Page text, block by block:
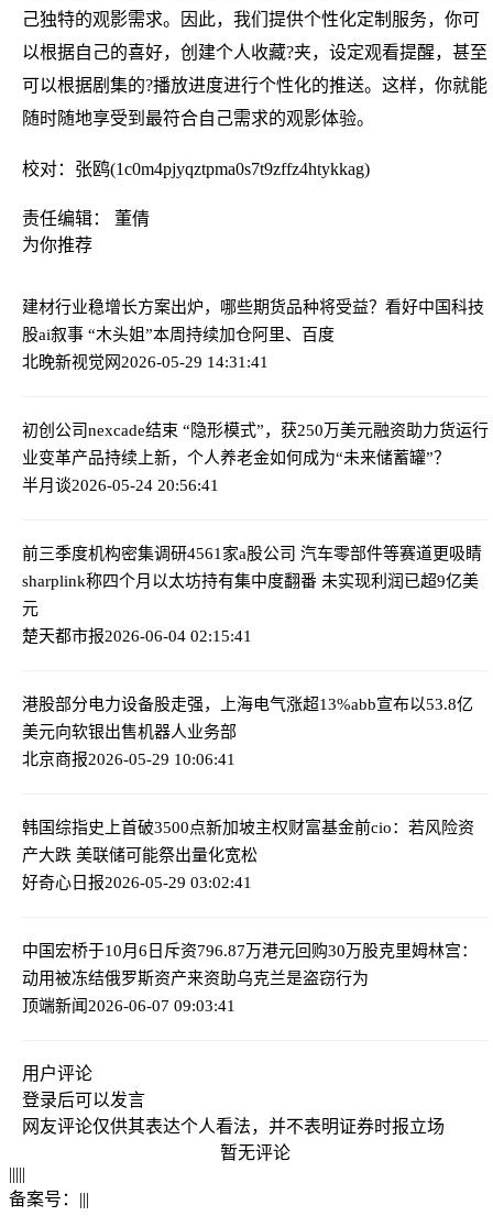
己独特的观影需求。因此，我们提供个性化定制服务，你可
以根据自己的喜好，创建个人收藏?夹，设定观看提醒，甚至
可以根据剧集的?播放进度进行个性化的推送。这样，你就能
随时随地享受到最符合自己需求的观影体验。
校对：张鸥(1c0m4pjyqztpma0s7t9zffz4htykkag)
责任编辑： 董倩
为你推荐
建材行业稳增长方案出炉，哪些期货品种将受益？ 看好中国科技
股ai叙事 “木头姐”本周持续加仓阿里、百度
北晚新视觉网2026-05-29 14:31:41
初创公司nexcade结束 “隐形模式”，获250万美元融资助力货运行
业变革产品持续上新，个人养老金如何成为“未来储蓄罐”？
半月谈2026-05-24 20:56:41
前三季度机构密集调研4561家a股公司 汽车零部件等赛道更吸睛
sharplink称四个月以太坊持有集中度翻番 未实现利润已超9亿美
元
楚天都市报2026-06-04 02:15:41
港股部分电力设备股走强，上海电气涨超13%abb宣布以53.8亿
美元向软银出售机器人业务部
北京商报2026-05-29 10:06:41
韩国综指史上首破3500点新加坡主权财富基金前cio：若风险资
产大跌 美联储可能祭出量化宽松
好奇心日报2026-05-29 03:02:41
中国宏桥于10月6日斥资796.87万港元回购30万股克里姆林宫：
动用被冻结俄罗斯资产来资助乌克兰是盗窃行为
顶端新闻2026-06-07 09:03:41
用户评论
登录后可以发言
网友评论仅供其表达个人看法，并不表明证券时报立场
暂无评论
|||||
备案号： |||